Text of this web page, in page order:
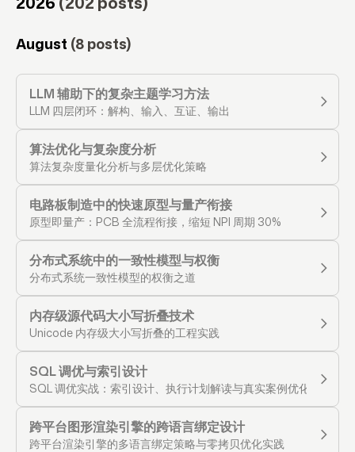
August (8 posts)
LLM 辅助下的复杂主题学习方法
LLM 四层闭环：解构、输入、互证、输出
算法优化与复杂度分析
算法复杂度量化分析与多层优化策略
电路板制造中的快速原型与量产衔接
原型即量产：PCB 全流程衔接，缩短 NPI 周期 30%
分布式系统中的一致性模型与权衡
分布式系统一致性模型的权衡之道
内存级源代码大小写折叠技术
Unicode 内存级大小写折叠的工程实践
SQL 调优与索引设计
SQL 调优实战：索引设计、执行计划解读与真实案例优化
跨平台图形渲染引擎的跨语言绑定设计
跨平台渲染引擎的多语言绑定策略与零拷贝优化实践